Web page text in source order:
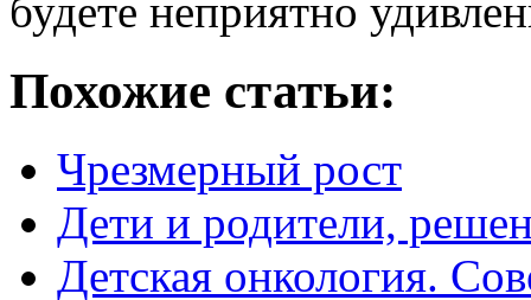
будете неприятно
Похожие статьи:
Чрезмерный рост
Дети и родители,
Детская онкология.